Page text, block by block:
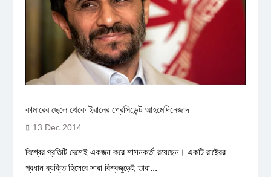
কামারের ছেলে থেকে ইরানের প্রেসিডেন্ট আহমেদিনেজাদ
13 Dec 2014
বিশ্বের প্রতিটি দেশেই একজন করে শাসনকর্তা রয়েছেন। একটি রাষ্ট্রের
প্রধান ব্যক্তি হিসেবে সারা বিশ্বজুড়েই তারা...